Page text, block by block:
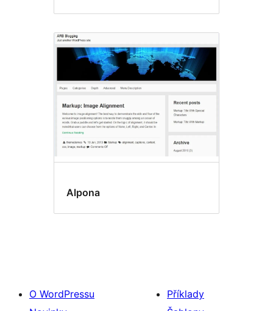
Alpona
O WordPressu
Příklady